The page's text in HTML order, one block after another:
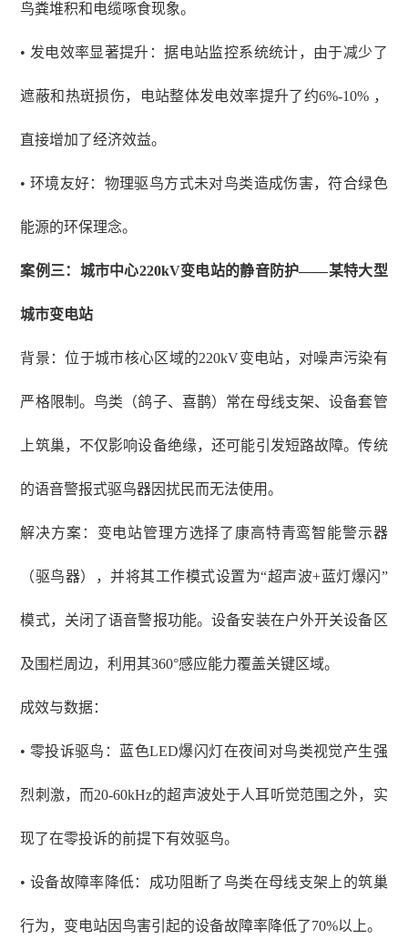
鸟粪堆积和电缆啄食现象。
• 发电效率显著提升：据电站监控系统统计，由于减少了
遮蔽和热斑损伤，电站整体发电效率提升了约6%-10% ，
直接增加了经济效益。
• 环境友好：物理驱鸟方式未对鸟类造成伤害，符合绿色
能源的环保理念。
案例三：城市中心220kV变电站的静音防护——某特大型
城市变电站
背景：位于城市核心区域的220kV变电站，对噪声污染有
严格限制。鸟类（鸽子、喜鹊）常在母线支架、设备套管
上筑巢，不仅影响设备绝缘，还可能引发短路故障。传统
的语音警报式驱鸟器因扰民而无法使用。
解决方案：变电站管理方选择了康高特青鸾智能警示器
（驱鸟器），并将其工作模式设置为“超声波+蓝灯爆闪”
模式，关闭了语音警报功能。设备安装在户外开关设备区
及围栏周边，利用其360°感应能力覆盖关键区域。
成效与数据：
• 零投诉驱鸟：蓝色LED爆闪灯在夜间对鸟类视觉产生强
烈刺激，而20-60kHz的超声波处于人耳听觉范围之外，实
现了在零投诉的前提下有效驱鸟。
• 设备故障率降低：成功阻断了鸟类在母线支架上的筑巢
行为，变电站因鸟害引起的设备故障率降低了70%以上。